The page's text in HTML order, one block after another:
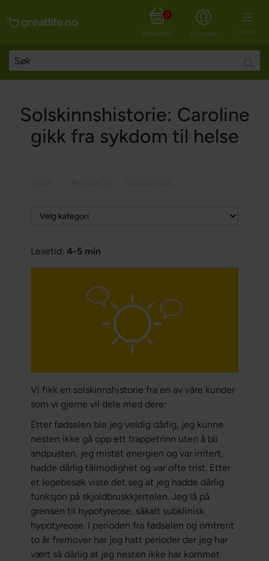
MENY
LOGG INN
HANDLEKURV
0
Solskinnshistorie: Caroline
gikk fra sykdom til helse
Lesetid: 4-5 min
Vi fikk en solskinnshistorie fra en av våre kunder
som vi gjerne vil dele med dere:
Etter fødselen ble jeg veldig dårlig, jeg kunne
nesten ikke gå opp ett trappetrinn uten å bli
andpusten, jeg mistet energien og var irritert,
hadde dårlig tålmodighet og var ofte trist. Etter
et legebesøk viste det seg at jeg hadde dårlig
funksjon på skjoldbruskkjertelen. Jeg lå på
grensen til hypotyreose, såkalt subklinisk
hypotyreose. I perioden fra fødselen og omtrent
to år fremover har jeg hatt perioder der jeg har
vært så dårlig at jeg nesten ikke har kommet